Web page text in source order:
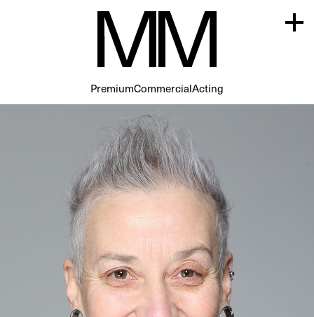
PremiumCommercialActing